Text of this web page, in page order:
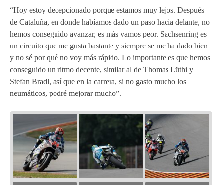
“Hoy estoy decepcionado porque estamos muy lejos. Después
de Cataluña, en donde habíamos dado un paso hacia delante, no
hemos conseguido avanzar, es más vamos peor. Sachsenring es
un circuito que me gusta bastante y siempre se me ha dado bien
y no sé por qué no voy más rápido. Lo importante es que hemos
conseguido un ritmo decente, similar al de Thomas Lüthi y
Stefan Bradl, así que en la carrera, si no gasto mucho los
neumáticos, podré mejorar mucho”.